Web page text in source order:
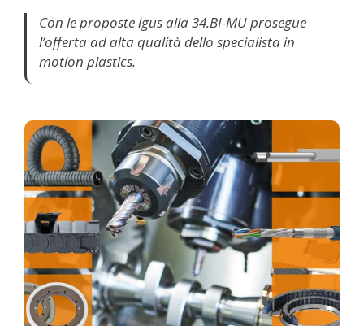
Con le proposte igus alla 34.BI-MU prosegue
l’offerta ad alta qualità dello specialista in
motion plastics.